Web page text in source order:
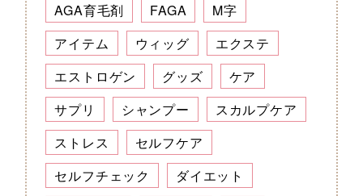
AGA育毛剤
FAGA
M字
アイテム
ウィッグ
エクステ
エストロゲン
グッズ
ケア
サプリ
シャンプー
スカルプケア
ストレス
セルフケア
セルフチェック
ダイエット